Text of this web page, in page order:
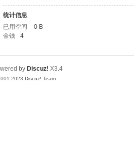
统计信息
已用空间
0 B
金钱
4
by Discuz! X3.4
2023 Discuz! Team